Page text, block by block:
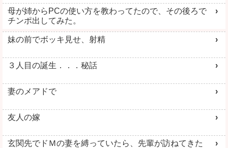
母が姉からPCの使い方を教わってたので、その後ろで
チンポ出してみた。
妹の前でボッキ見せ、射精
３人目の誕生．．．秘話
妻のメアドで
友人の嫁
玄関先でドＭの妻を縛っていたら、先輩が訪ねてきた